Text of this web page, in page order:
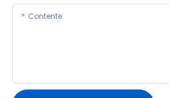
Contente